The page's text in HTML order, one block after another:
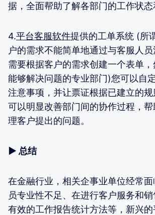
据，全面帮助了解各部门的工作状态
4.平台客服软件提供的工单系统 (所
户的需求不能简单地通过与客服人
需要根据客户的需求创建一个表单
能够解决问题的专业部门)您可以自
注意事项，并让票证根据已建立的
可以明显改善部门间的协作过程，
理客户提出的问题。
▶ 总结
在金融行业，相关企事业单位经常面
员专业性不足、在进行客户服务和
有效的工作报告统计方法等，新兴